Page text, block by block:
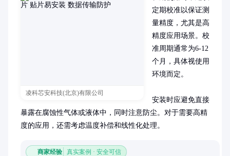
凌科芯安科技(北京)有限公司
定期校准以保证测
量精度，尤其是高
精度应用场景。校
准周期通常为6-12
个月，具体视使用
环境而定。
安装时应避免直接
暴露在腐蚀性气体或液体中，同时注意防尘。对于需要高精
度的应用，还需考虑温度补偿和线性化处理。
商家经验 真实案例 · 安全可信